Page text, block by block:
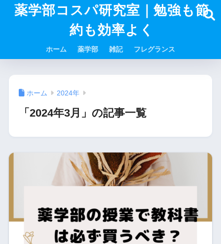
薬学部コスパ研究室｜勉強も節
約も効率よく
ホーム 薬学部 雑記 フレグランス
ホーム 2024年
「2024年3月」の記事一覧